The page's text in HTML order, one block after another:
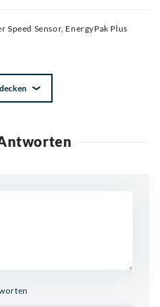
Sensor, EnergyPak Plus